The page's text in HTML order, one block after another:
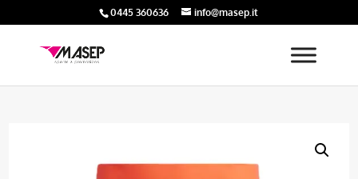
0445 360636 info@masep.it